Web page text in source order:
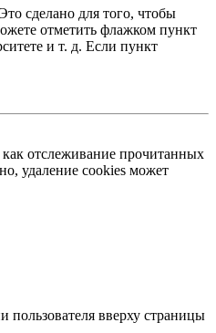
сделано для того, чтобы
отметить флажком пункт
и т. д. Если пункт
отслеживание прочитанных
удаление cookies может
пользователя вверху страницы